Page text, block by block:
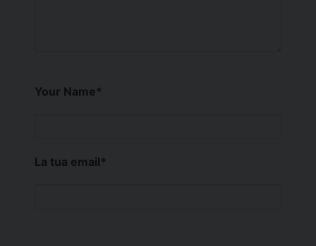
Your Name*
La tua email*